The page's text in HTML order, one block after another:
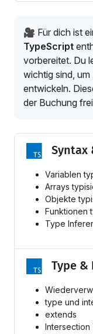
🎥 Für dich ist
TypeScript
vorbereitet. Du
wichtig sind,
entwickeln.
der Buchung
Syntax
Variablen
Arrays
Objekte
Funktionen
Type
Type
type und
extends
Intersection